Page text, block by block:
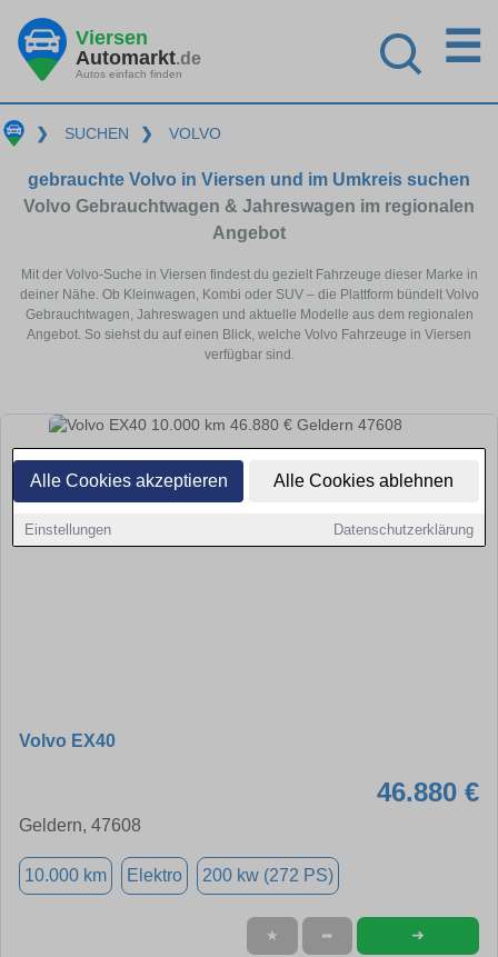
Alle Cookies akzeptieren Alle Cookies ablehnen
Einstellungen Datenschutzerklärung
Viersen
Automarkt.de
Autos einfach finden
☰
❯ SUCHEN ❯ VOLVO
gebrauchte Volvo in Viersen und im Umkreis suchen
Volvo Gebrauchtwagen & Jahreswagen im regionalen
Angebot
Mit der Volvo-Suche in Viersen findest du gezielt Fahrzeuge dieser Marke in
deiner Nähe. Ob Kleinwagen, Kombi oder SUV – die Plattform bündelt Volvo
Gebrauchtwagen, Jahreswagen und aktuelle Modelle aus dem regionalen
Angebot. So siehst du auf einen Blick, welche Volvo Fahrzeuge in Viersen
verfügbar sind.
Volvo EX40
46.880 €
Geldern, 47608
10.000 km Elektro 200 kw (272 PS)
★ ➦ ➜